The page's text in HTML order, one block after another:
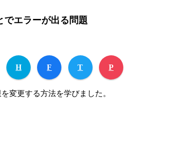
でエラーが出る問題
H F T P
変更する方法を学びました。